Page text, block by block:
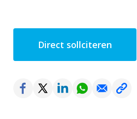
Direct sollciteren